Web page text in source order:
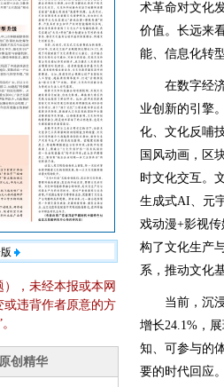
，未经本报或本网
违背作者原意的方
术革命对文化
价值。长远来
能、信息化转
在数字经济
业创新的引擎
化、文化反哺
国风动画，区
时文化交互。
生成式AI、元
戏动漫+影视
构了文化生产
系，推动文化
当前，沉浸
增长24.1%，
知、可参与的
要的时代回应